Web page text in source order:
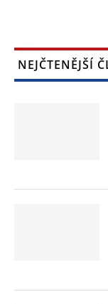
NEJČTENĚJŠÍ